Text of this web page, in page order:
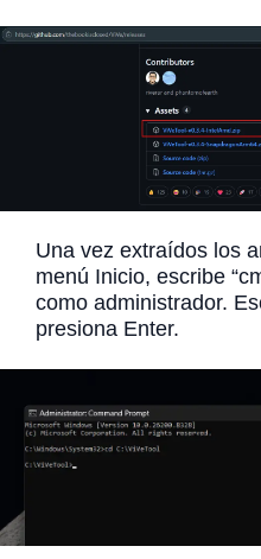
Una vez extraídos los
menú Inicio, escribe
como administrador.
presiona Enter.